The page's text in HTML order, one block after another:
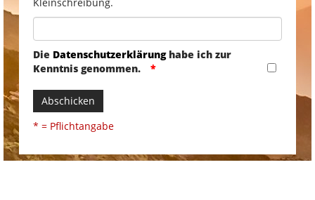
Die Datenschutzerklärunghabe ich zur
Kenntnis genommen.
Abschicken
* = Pflichtangabe